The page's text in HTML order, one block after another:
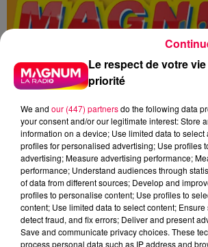
Le respect de votre
priorité
We and our (447) partnersdo the following data
your consent and/or our legitimate interest: Store
information on a device; Use limited data to
profiles for personalised advertising; Use profiles
advertising; Measure advertising performance;
performance; Understand audiences through
of data from different sources; Develop and
profiles to personalise content; Use profiles to
content; Use limited data to select content;
detect fraud, and fix errors; Deliver and present
Save and communicate privacy choices. These
process personal data such as IP address and